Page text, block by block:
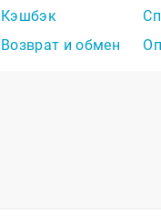
Кэшбэк
Возврат и обмен